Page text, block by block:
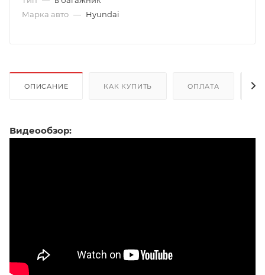
Марка авто — Hyundai
ОПИСАНИЕ КАК КУПИТЬ ОПЛАТА
Видеообзор: